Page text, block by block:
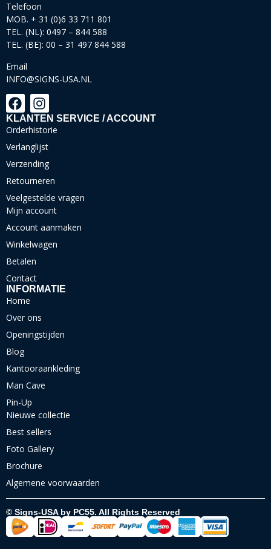
Telefoon
MOB. + 31 (0)6 33 711 801
TEL. (NL): 0497 – 844 588
TEL. (BE): 00 – 31 497 844 588
Email
INFO@SIGNS-USA.NL
KLANTEN SERVICE / ACCOUNT
Orderhistorie
Verlanglijst
Verzending
Retourneren
Veelgestelde vragen
Mijn account
Account aanmaken
Winkelwagen
Betalen
Contact
INFORMATIE
Home
Over ons
Openingstijden
Blog
Kantooraankleding
Man Cave
Pin-Up
Nieuwe collectie
Best sellers
Foto Gallery
Brochure
Algemene voorwaarden
© Signs-USA by PC55. All Rights Reserved